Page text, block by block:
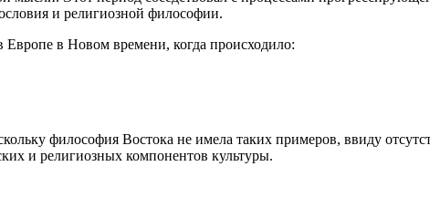
и религиозной философии.
Европе в Новом времени, когда происходило:
философия Востока не имела таких примеров, ввиду
и религиозных компонентов культуры.